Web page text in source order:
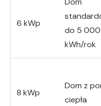
6 kWp
do 5 000
kWh/rok
8 kWp
Dom z
ciepła